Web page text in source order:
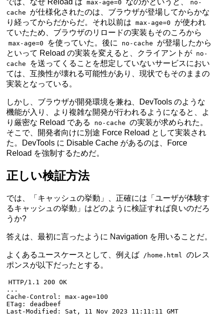
max-age=0
no-
cache
が仕様化されたのは、ブラウザが登場してからかな
り経ってからだからだ。それ以前は
max-age=0
が使われ
ていたため、ブラウザのリロードの実装もそのころから
max-age=0 を使っていた。後に no-cache
が登場したから
といって Reload の実装を変えると、クライアントが no-
cache
を送ってくることを想定していないサービスにおい
ては、互換性が壊れる可能性があり、現状でもそのままの
実装となっている。
しかし、ブラウザが開発環境を兼ね、DevTools のような
機能が入り、より複雑な開発が行われるようになると、よ
り厳密な Reload である
no-cache の実装が求められた。
そこで、開発者向けに別途 Force Reload として実装され
た。DevTools に Disable Cache があるのは、Force
Reload を強制するためだ。
正しい検証方法
では、「キャッシュの挙動」、正確には「ユーザが体験す
るキャッシュの挙動」はどのように検証すれば良いのだろ
うか?
答えは、最初に言ったように Navigation を用いることだ。
よくあるユースケースとして、例えば /home.html のレス
ポンスが以下だったとする。
HTTP/1.1 200 OK
...
Cache-Control :
max-age=100
ETag :
deadbeef
Last-Modified :
Sat, 11 Nov 2023 11:11:11 GMT